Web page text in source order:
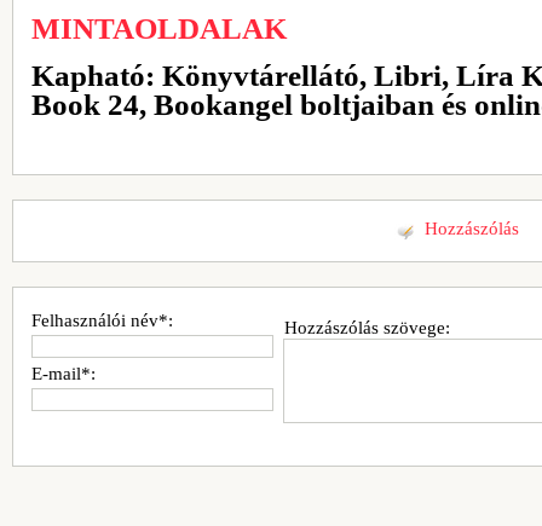
MINTAOLDALAK
Kapható: Könyvtárellátó, Libri, Líra
Book 24, Bookangel boltjaiban és
Hozzászólás
Hozzászólás szövege:
Felhasználói név*:
E-mail*: